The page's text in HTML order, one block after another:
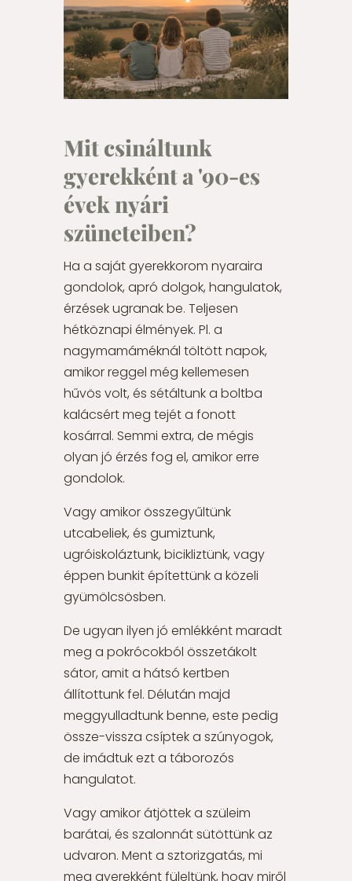
Mit csináltunk
gyerekként a '90-es
évek nyári
szüneteiben?
Ha a saját gyerekkorom nyaraira
gondolok, apró dolgok, hangulatok,
érzések ugranak be. Teljesen
hétköznapi élmények. Pl. a
nagymamáméknál töltött napok,
amikor reggel még kellemesen
hűvös volt, és sétáltunk a boltba
kalácsért meg tejét a fonott
kosárral. Semmi extra, de mégis
olyan jó érzés fog el, amikor erre
gondolok.
Vagy amikor összegyűltünk
utcabeliek, és gumiztunk,
ugróiskoláztunk, bicikliztünk, vagy
éppen bunkit építettünk a közeli
gyümölcsösben.
De ugyan ilyen jó emlékként maradt
meg a pokrócokból összetákolt
sátor, amit a hátsó kertben
állítottunk fel. Délután majd
meggyulladtunk benne, este pedig
össze-vissza csíptek a szúnyogok,
de imádtuk ezt a táborozós
hangulatot.
Vagy amikor átjöttek a szüleim
barátai, és szalonnát sütöttünk az
udvaron. Ment a sztorizgatás, mi
meg gyerekként füleltünk, hogy miről